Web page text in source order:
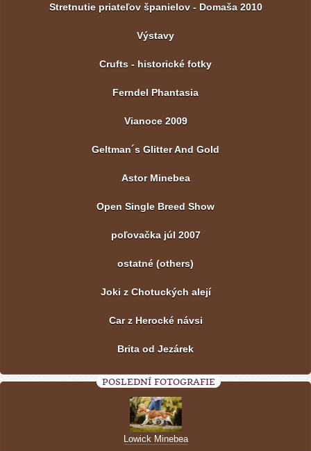
Stretnutie priateľov španielov - Domaša 2010
Výstavy
Crufts - historické fotky
Ferndel Phantasia
Vianoce 2009
Geltman´s Glitter And Gold
Astor Minebea
Open Single Breed Show
poľovačka júl 2007
ostatné (others)
Joki z Chotuckých alejí
Car z Herocké návsi
Brita od Jezárek
POSLEDNÍ FOTOGRAFIE
Lowick Minebea